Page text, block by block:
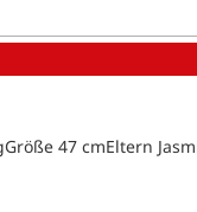
47 cmEltern